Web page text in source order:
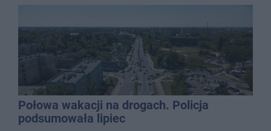
Połowa wakacji na drogach. Policja
podsumowała lipiec